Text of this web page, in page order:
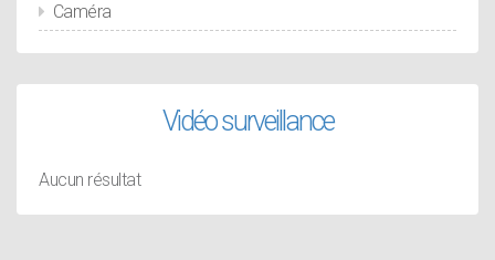
Caméra
Vidéo surveillance
Aucun résultat